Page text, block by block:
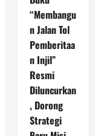
“Membangu
n Jalan Tol
Pemberitaa
n Injil”
Resmi
Diluncurkan
, Dorong
Strategi